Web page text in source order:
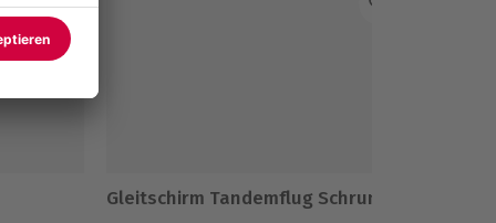
Gleitschirm Tandemflug Schruns